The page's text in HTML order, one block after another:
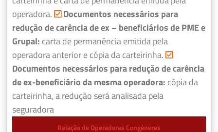
operadora.
Documentos necessários para
redução de carência de ex – beneficiários de PME e
Grupal: carta de permanência emitida pela
operadora anterior e cópia da carteirinha.
Documentos necessários para redução de carência
de ex-beneficiário da mesma operadora: cópia da
carteirinha, a redução será analisada pela
seguradora
Relação de Operadoras Congêneres